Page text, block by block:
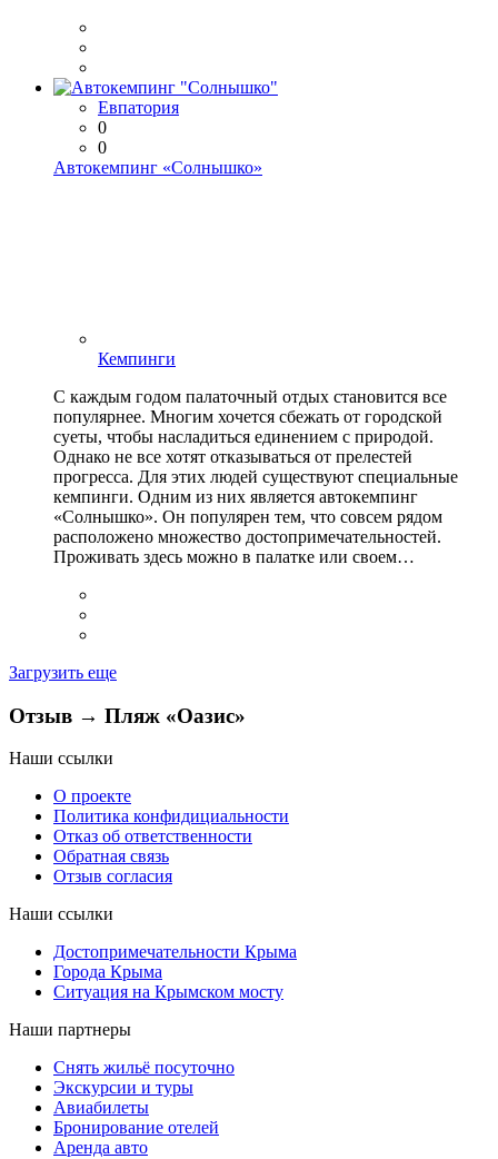
Евпатория
0
0
Автокемпинг «Солнышко»
Кемпинги
С каждым годом палаточный отдых становится все
популярнее. Многим хочется сбежать от городской
суеты, чтобы насладиться единением с природой.
Однако не все хотят отказываться от прелестей
прогресса. Для этих людей существуют специальные
кемпинги. Одним из них является автокемпинг
«Солнышко». Он популярен тем, что совсем рядом
расположено множество достопримечательностей.
Проживать здесь можно в палатке или своем…
Загрузить еще
Отзыв → Пляж «Оазис»
Наши ссылки
О проекте
Политика конфидициальности
Отказ об ответственности
Обратная связь
Отзыв согласия
Наши ссылки
Достопримечательности Крыма
Города Крыма
Ситуация на Крымском мосту
Наши партнеры
Снять жильё посуточно
Экскурсии и туры
Авиабилеты
Бронирование отелей
Аренда авто